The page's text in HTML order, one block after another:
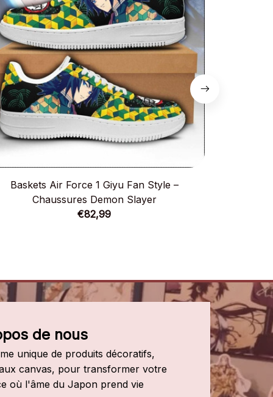
Baskets Air Force 1 Giyu Fan Style –
Chaussures Demon Slayer
€82,99
de nous
unique de produits décoratifs,
canvas, pour transformer votre
où l'âme du Japon prend vie